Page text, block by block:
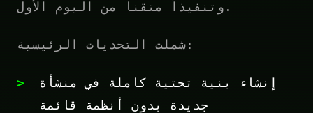
وتنفيذاً متقناً من اليوم الأول.
شملت التحديات الرئيسية:
إنشاء بنية تحتية كاملة في منشأة
جديدة بدون أنظمة قائمة